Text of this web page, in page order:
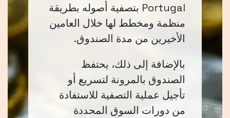
Portugal بتصفية أصوله بطريقة
منظمة ومخطط لها خلال العامين
الأخيرين من مدة الصندوق.
بالإضافة إلى ذلك، يحتفظ
الصندوق بالمرونة لتسريع أو
تأجيل عملية التصفية للاستفادة
من دورات السوق المحددة